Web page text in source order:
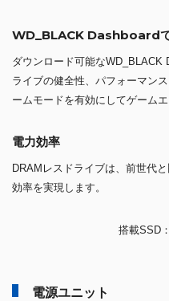
WD_BLACK Dashboard
ダウンロード可能なWD_BLACK
ライブの健全性、パフォーマン
ームモードを有効にしてゲーム
電力効率
DRAMレスドライブは、前世代
効率を実現します。
搭載SSD
電源ユニット